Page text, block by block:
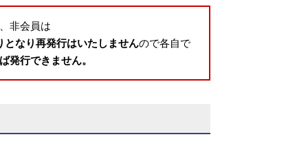
非会員は
となり再発行はいたしませんので各自で
発行できません。